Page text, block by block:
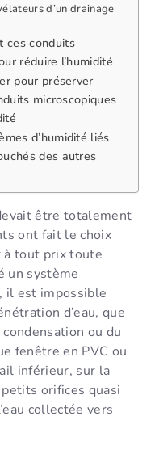
d’un drainage
ces conduits
réduire l’humidité
pour préserver
microscopiques
d’humidité liés
des autres
être totalement
ont fait le choix
à tout prix toute
un système
il est impossible
d’eau, que
ou du
fenêtre en PVC ou
inférieur, sur la
orifices quasi
collectée vers